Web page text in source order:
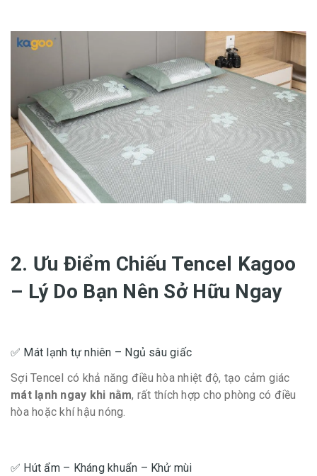
2. Ưu Điểm Chiếu Tencel Kagoo
– Lý Do Bạn Nên Sở Hữu Ngay
✅ Mát lạnh tự nhiên – Ngủ sâu giấc
Sợi Tencel có khả năng điều hòa nhiệt độ, tạo cảm giác
mát lạnh ngay khi nằm, rất thích hợp cho phòng có điều
hòa hoặc khí hậu nóng.
✅ Hút ẩm – Kháng khuẩn – Khử mùi